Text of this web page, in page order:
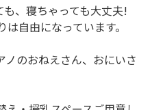
、寝ちゃっても大丈夫!
自由になっています。
ノのおねえさん、おにいさ